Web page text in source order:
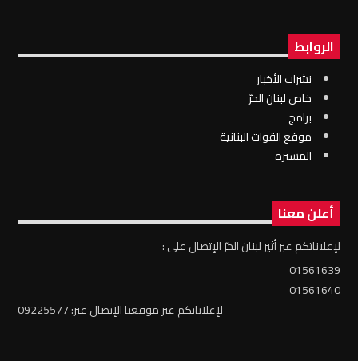
الروابط
نشرات الأخبار
خاص لبنان الحرّ
برامج
موقع القوات البنانية
المسيرة
أعلن معنا
لإعلاناتكم عبر أثير لبنان الحرّ الإتصال على :
01561639
01561640
لإعلاناتكم عبر موقعنا الإتصال عبر: 09225577